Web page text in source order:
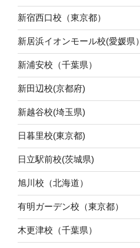
新宿西口校（東京都）
新居浜イオンモール校(愛媛県）
新浦安校（千葉県）
新田辺校(京都府)
新越谷校(埼玉県)
日暮里校(東京都)
日立駅前校(茨城県)
旭川校（北海道）
有明ガーデン校（東京都）
木更津校（千葉県）